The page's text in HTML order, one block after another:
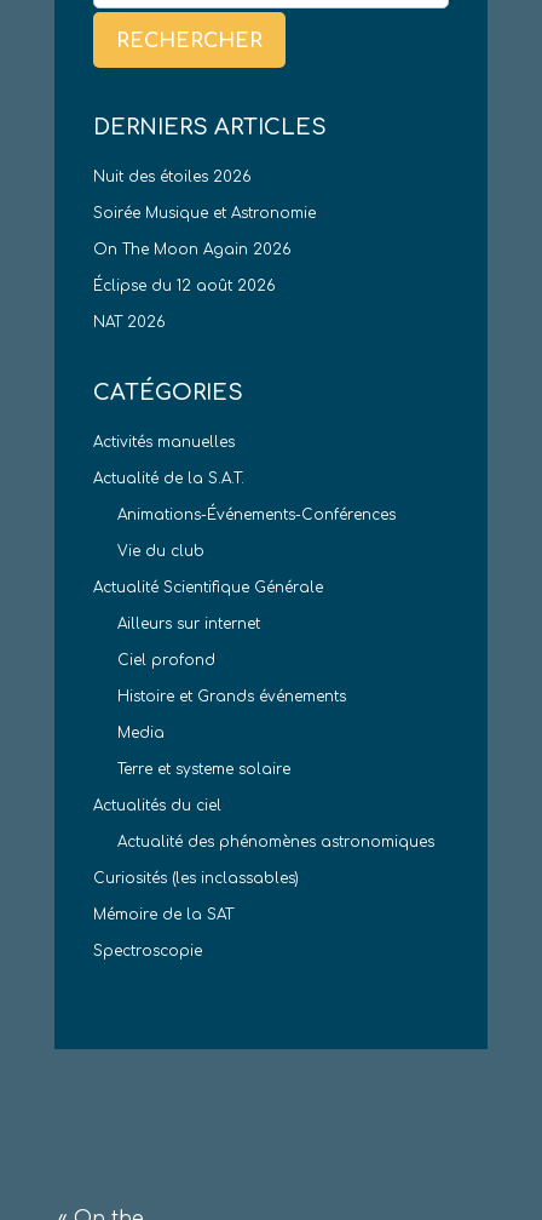
DERNIERS ARTICLES
Nuit des étoiles 2026
Soirée Musique et Astronomie
On The Moon Again 2026
Éclipse du 12 août 2026
NAT 2026
CATÉGORIES
Activités manuelles
Actualité de la S.A.T.
Animations-Événements-Conférences
Vie du club
Actualité Scientifique Générale
Ailleurs sur internet
Ciel profond
Histoire et Grands événements
Media
Terre et systeme solaire
Actualités du ciel
Actualité des phénomènes astronomiques
Curiosités (les inclassables)
Mémoire de la SAT
Spectroscopie